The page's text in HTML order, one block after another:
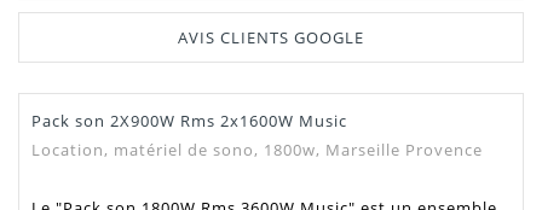
AVIS CLIENTS GOOGLE
Pack son 2X900W Rms 2x1600W Music
Location, matériel de sono, 1800w, Marseille Provence